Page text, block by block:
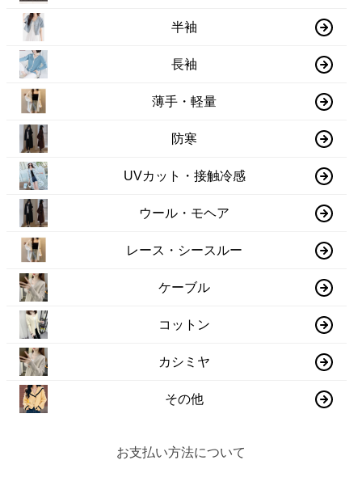
半袖
長袖
薄手・軽量
防寒
UVカット・接触冷感
ウール・モヘア
レース・シースルー
ケーブル
コットン
カシミヤ
その他
お支払い方法について